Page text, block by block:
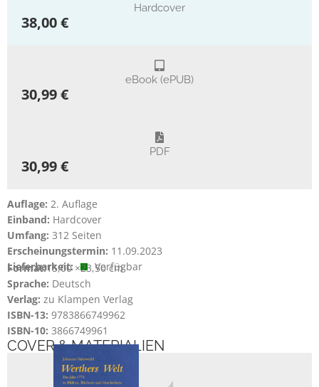
Hardcover
38,00 €
eBook (ePUB)
30,99 €
PDF
30,99 €
Auflage: 2. Auflage
Einband: Hardcover
Umfang: 312 Seiten
Erscheinungstermin: 11.09.2023
Lieferbarkeit:
Verfügbar
Format:15,00 ×23,50 cm
Sprache: Deutsch
Verlag: zu Klampen Verlag
ISBN-13: 9783866749962
ISBN-10: 3866749961
COVER & MATERIALIEN